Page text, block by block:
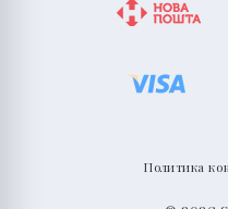
Политика